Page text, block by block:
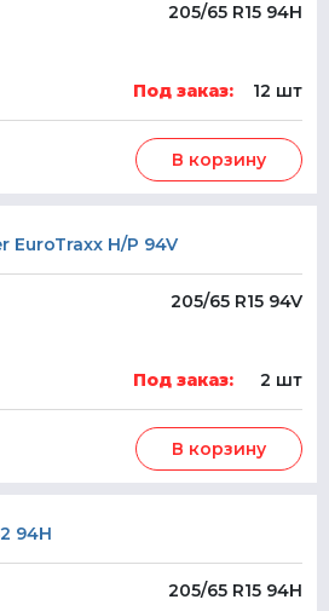
205/65 R15 94H
Под заказ: 12 шт
В корзину
EuroTraxx H/P 94V
205/65 R15 94V
Под заказ: 2 шт
В корзину
94H
205/65 R15 94H